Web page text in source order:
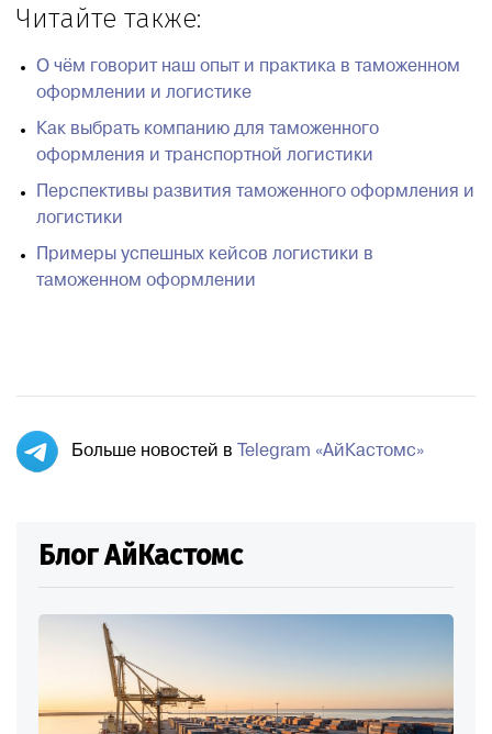
Читайте также:
О чём говорит наш опыт и практика в таможенном
оформлении и логистике
Как выбрать компанию для таможенного
оформления и транспортной логистики
Перспективы развития таможенного оформления и
логистики
Примеры успешных кейсов логистики в
таможенном оформлении
Больше новостей в Telegram «АйКастомс»
Блог АйКастомс